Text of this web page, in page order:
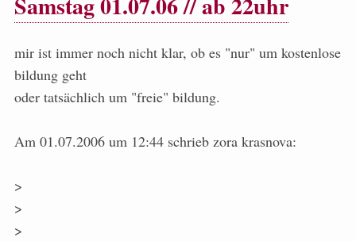
mir ist immer noch nicht klar, ob es "nur" um kostenlose
bildung geht
oder tatsächlich um "freie" bildung.
Am 01.07.2006 um 12:44 schrieb zora krasnova:
>
>
>